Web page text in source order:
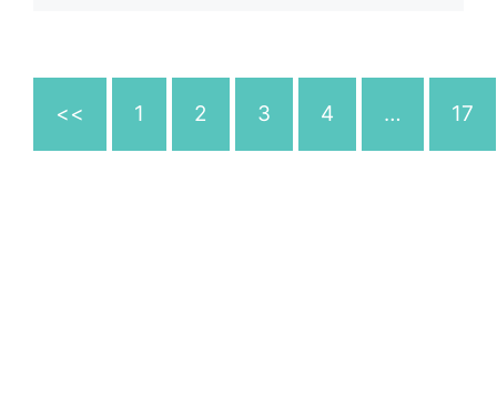
<< 1 2 3 4 … 17